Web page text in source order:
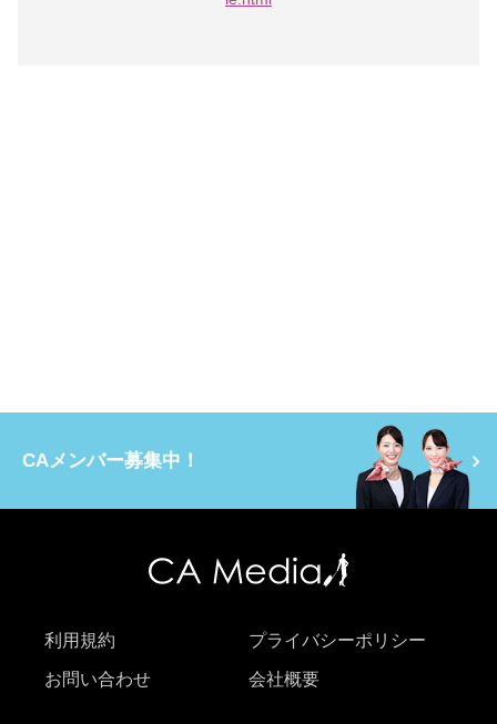
CAメンバー募集中！
利用規約 プライバシーポリシー
お問い合わせ 会社概要